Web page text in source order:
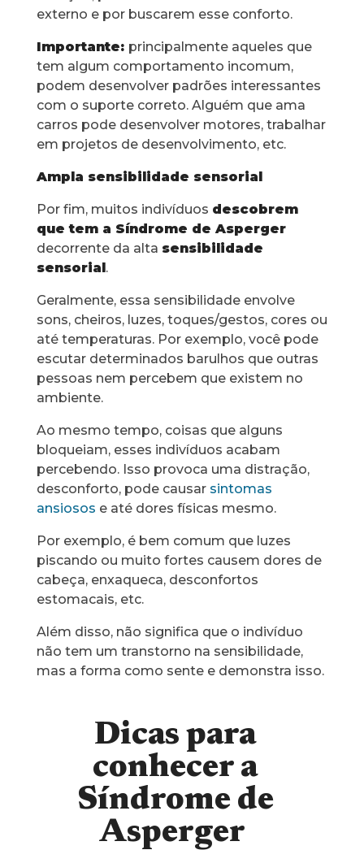
externo e por buscarem esse conforto.
Importante: principalmente aqueles que
tem algum comportamento incomum,
podem desenvolver padrões interessantes
com o suporte correto. Alguém que ama
carros pode desenvolver motores, trabalhar
em projetos de desenvolvimento, etc.
Ampla sensibilidade sensorial
Por fim, muitos indivíduos descobrem
que tem a Síndrome de Asperger
decorrente da alta sensibilidade
sensorial .
Geralmente, essa sensibilidade envolve
sons, cheiros, luzes, toques/gestos, cores ou
até temperaturas. Por exemplo, você pode
escutar determinados barulhos que outras
pessoas nem percebem que existem no
ambiente.
Ao mesmo tempo, coisas que alguns
bloqueiam, esses indivíduos acabam
percebendo. Isso provoca uma distração,
desconforto, pode causar sintomas
ansiosos e até dores físicas mesmo.
Por exemplo, é bem comum que luzes
piscando ou muito fortes causem dores de
cabeça, enxaqueca, desconfortos
estomacais, etc.
Além disso, não significa que o indivíduo
não tem um transtorno na sensibilidade,
mas a forma como sente e demonstra isso.
Dicas para
conhecer a
Síndrome de
Asperger